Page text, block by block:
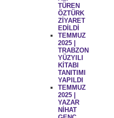
TÜREN
ÖZTÜRK
ZİYARET
EDİLDİ
TEMMUZ
2025 |
TRABZON
YÜZYILI
KİTABI
TANITIMI
YAPILDI
TEMMUZ
2025 |
YAZAR
NİHAT